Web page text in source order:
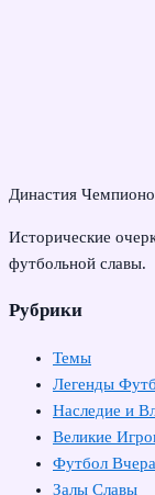
Династия
Исторические
футбольной славы.
Рубрики
Темы
Легенды
Наследие и
Великие
Футбол
Залы Славы